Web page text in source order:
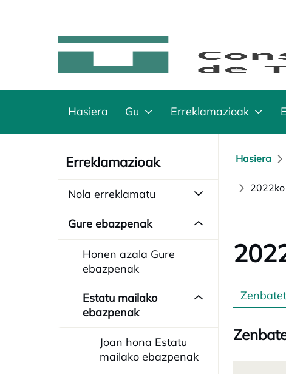
Hasiera Gu Erreklamazioak
Erreklamazioak
Nola erreklamatu
Gure ebazpenak
Honen azala Gure
ebazpenak
Estatu mailako
ebazpenak
Joan hona Estatu
mailako ebazpenak
Hasiera